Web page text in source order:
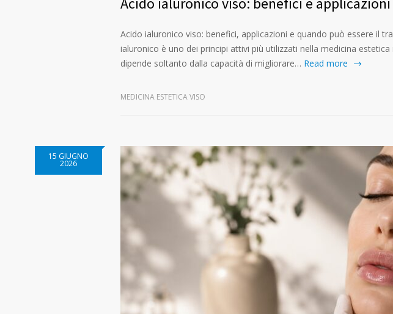
Acido ialuronico viso: benefici, applicazioni e quando può essere il
ialuronico è uno dei principi attivi più utilizzati nella medicina
dipende soltanto dalla capacità di migliorare… Read more
MEDICINA ESTETICA VISO
15 GIUGNO
2026